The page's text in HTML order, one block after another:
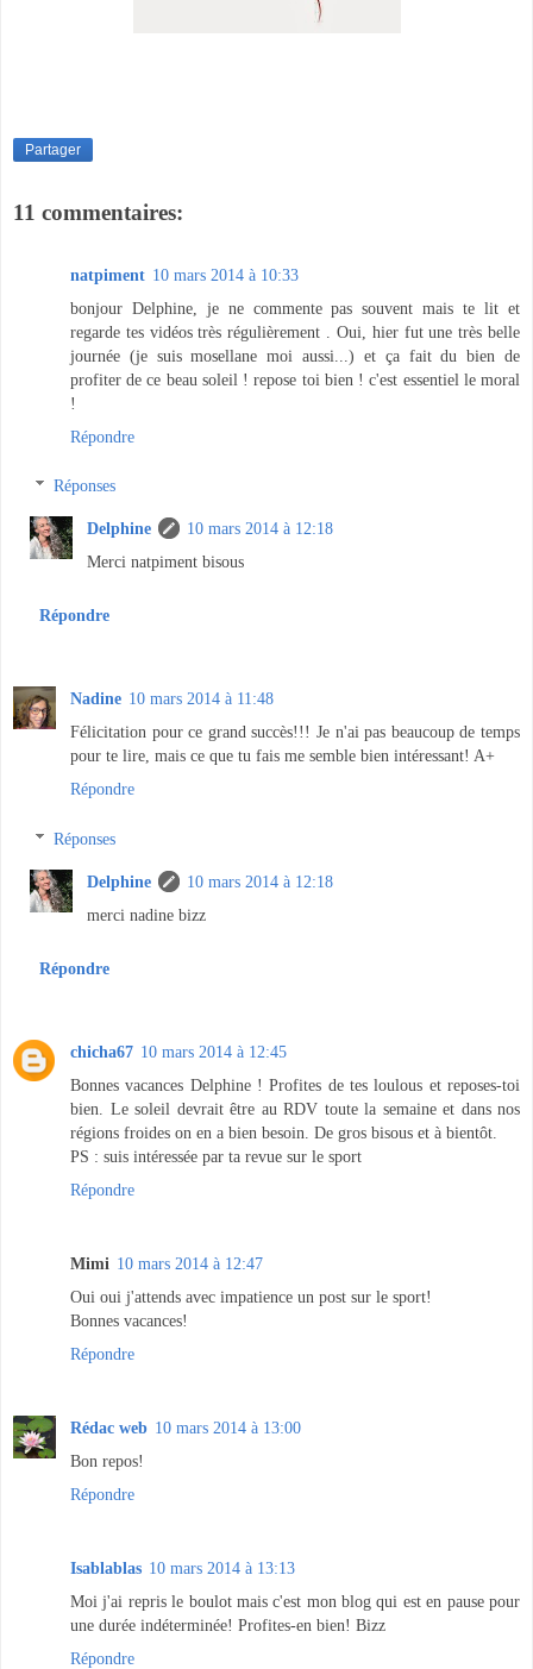
Partager
11 commentaires:
natpiment 10 mars 2014 à 10:33
bonjour Delphine, je ne commente pas souvent mais te lit et
regarde tes vidéos très régulièrement . Oui, hier fut une très belle
journée (je suis mosellane moi aussi...) et ça fait du bien de
profiter de ce beau soleil ! repose toi bien ! c'est essentiel le moral
!
Répondre
Réponses
Delphine
10 mars 2014 à 12:18
Merci natpiment bisous
Répondre
Nadine 10 mars 2014 à 11:48
Félicitation pour ce grand succès!!! Je n'ai pas beaucoup de temps
pour te lire, mais ce que tu fais me semble bien intéressant! A+
Répondre
Réponses
Delphine
10 mars 2014 à 12:18
merci nadine bizz
Répondre
chicha67 10 mars 2014 à 12:45
Bonnes vacances Delphine ! Profites de tes loulous et reposes-toi
bien. Le soleil devrait être au RDV toute la semaine et dans nos
régions froides on en a bien besoin. De gros bisous et à bientôt.
PS : suis intéressée par ta revue sur le sport
Répondre
Mimi 10 mars 2014 à 12:47
Oui oui j'attends avec impatience un post sur le sport!
Bonnes vacances!
Répondre
Rédac web 10 mars 2014 à 13:00
Bon repos!
Répondre
Isablablas 10 mars 2014 à 13:13
Moi j'ai repris le boulot mais c'est mon blog qui est en pause pour
une durée indéterminée! Profites-en bien! Bizz
Répondre